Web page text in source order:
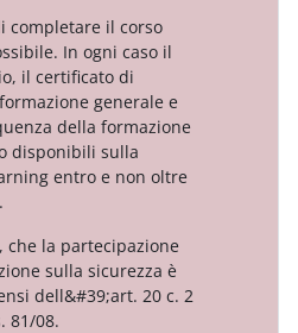
completare il corso
In ogni caso il
il certificato di
generale e
della formazione
disponibili sulla
entro e non oltre
che la partecipazione
sulla sicurezza è
dell&#39;art. 20 c. 2
81/08.